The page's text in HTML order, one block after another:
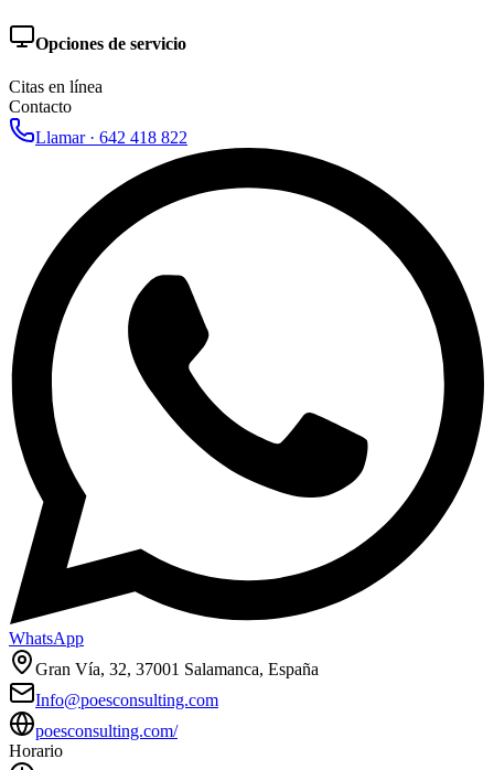
Opciones de servicio
Citas en línea
Contacto
Llamar · 642 418 822
WhatsApp
Gran Vía, 32, 37001 Salamanca, España
Info@poesconsulting.com
poesconsulting.com/
Horario